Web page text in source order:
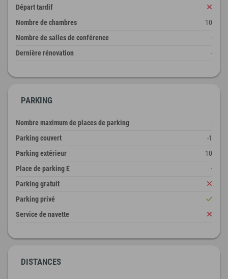
Départ tardif
Nombre de chambres
10
Nombre de salles de conférence
-
Dernière rénovation
-
PARKING
Nombre maximum de places de parking
-
Parking couvert
-1
Parking extérieur
10
Place de parking E
-
Parking gratuit
Parking privé
Service de navette
DISTANCES